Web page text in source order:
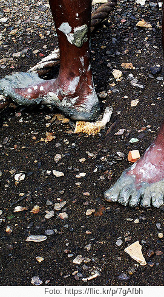
Foto: https://flic.kr/p/7gAfbh